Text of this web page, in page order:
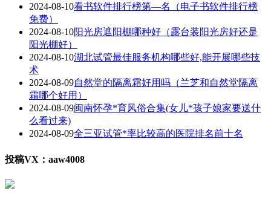
2024-08-10看书软件排行榜第—名（电子书软件排行榜
免费）
2024-08-10阳光房遮阳棚哪种好（露台装阳光房好还是
阳光棚好）
2024-08-10湖北试管最佳服务机构哪些好,能开展哪些技
术
2024-08-09自然堂的隔离霜好用吗（兰芝和自然堂隔离
霜哪个好用）
2024-08-09闽南怀孕*育风俗合集(女儿*孩子娘家要送什
么看过来)
2024-08-09全三亚试管*率比较高的医院排名前十名
投稿VX：aaw4008